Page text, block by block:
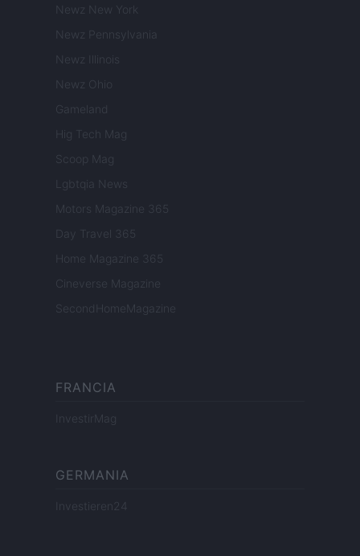
Newz New York
Newz Pennsylvania
Newz Illinois
Newz Ohio
Gameland
Hig Tech Mag
Scoop Mag
Lgbtqia News
Motors Magazine 365
Day Travel 365
Home Magazine 365
Cineverse Magazine
SecondHomeMagazine
FRANCIA
InvestirMag
GERMANIA
Investieren24